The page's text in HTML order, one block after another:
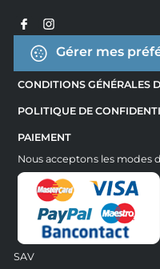
Gérer mes
CONDITIONS GÉNÉRALES
POLITIQUE DE
PAIEMENT
Nous acceptons les modes
SAV